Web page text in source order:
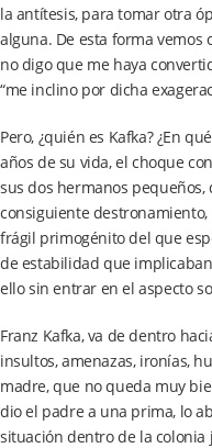
la antítesis, para tomar otra
alguna. De esta forma vemos
no digo que me haya
“me inclino por dicha
Pero, ¿quién es Kafka? ¿En
años de su vida, el choque
sus dos hermanos
consiguiente
frágil primogénito del que
de estabilidad que
ello sin entrar en el aspecto
Franz Kafka, va de dentro
insultos, amenazas, ironías,
madre, que no queda muy
dio el padre a una prima, lo
situación dentro de la colonia